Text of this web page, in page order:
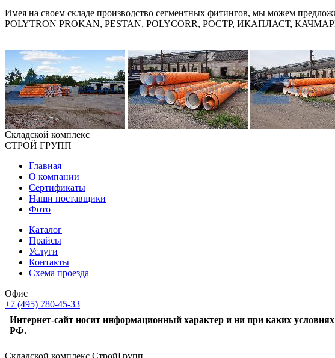
Имея на своем складе производство сегментных фитингов, мы можем
POLYTRON PROKAN, PESTAN, POLYCORR, РОСТР, ИКАПЛАСТ,
Складской комплекс
СТРОЙ ГРУПП
Главная
О компании
Сертификаты
Наши поставщики
Фото
Каталог
Прайсы
Услуги
Контакты
Схема проезда
Офис
+7 (495) 780-45-33
Интернет-сайт носит информационный характер и ни при каких
РФ.
Складской комплекс СтройГрупп